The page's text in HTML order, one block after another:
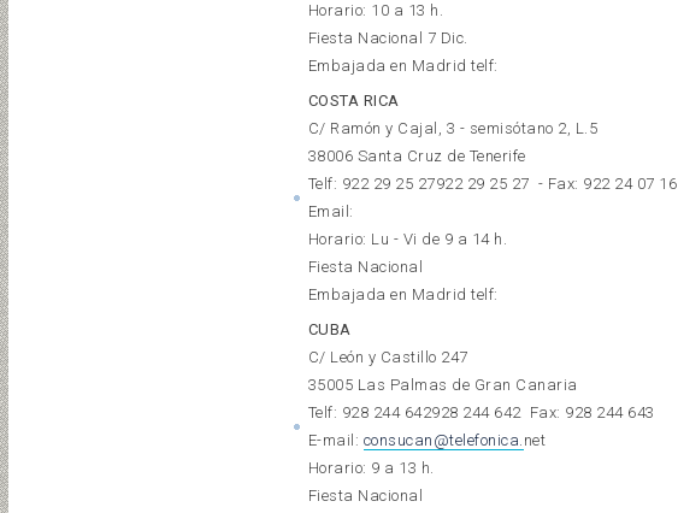
Horario: 10 a 13 h.
Fiesta Nacional 7 Dic.
Embajada en Madrid telf:
COSTA RICA
C/ Ramón y Cajal, 3 - semisótano 2, L.5
38006 Santa Cruz de Tenerife
Telf: 922 29 25 27922 29 25 27 - Fax: 922 24 07 16
Email:
Horario: Lu - Vi de 9 a 14 h.
Fiesta Nacional
Embajada en Madrid telf:
CUBA
C/ León y Castillo 247
35005 Las Palmas de Gran Canaria
Telf: 928 244 642928 244 642 Fax: 928 244 643
E-mail: consucan@telefonica. net
Horario: 9 a 13 h.
Fiesta Nacional